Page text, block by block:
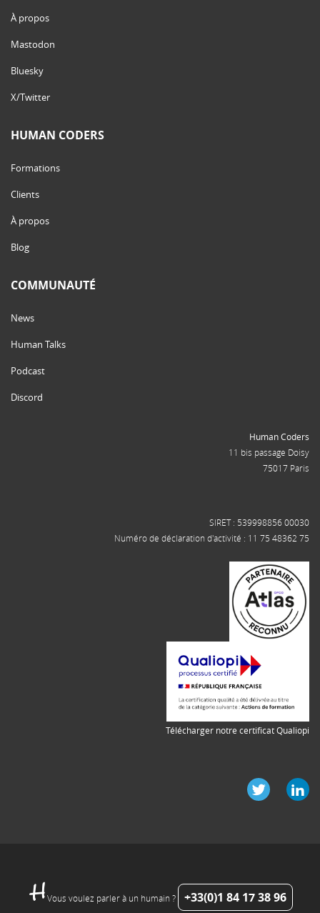
À propos
Mastodon
Bluesky
X/Twitter
HUMAN CODERS
Formations
Clients
À propos
Blog
COMMUNAUTÉ
News
Human Talks
Podcast
Discord
Human Coders
11 bis passage Doisy
75017 Paris
SIRET : 539998856 00030
Numéro de déclaration d'activité : 11 75 48362 75
Télécharger notre certificat Qualiopi
Vous voulez parler à un humain ? +33(0)1 84 17 38 96